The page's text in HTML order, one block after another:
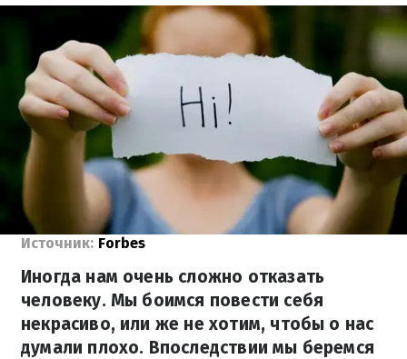
Источник: Forbes
Иногда нам очень сложно отказать
человеку. Мы боимся повести себя
некрасиво, или же не хотим, чтобы о нас
думали плохо. Впоследствии мы беремся